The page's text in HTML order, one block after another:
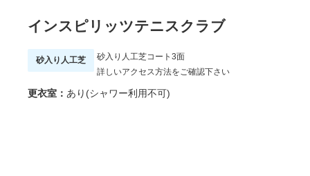
インスピリッツテニスクラブ
砂入り人工芝
砂入り人工芝コート3面
詳しいアクセス方法をご確認下さい
更衣室： あり(シャワー利用不可)